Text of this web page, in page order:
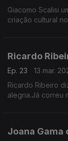
Giacomo Scalisi
criação cultural
Ricardo
Ep. 23
13 mar.
Ricardo Ribeiro
alegria.Já correu
Joana Gama